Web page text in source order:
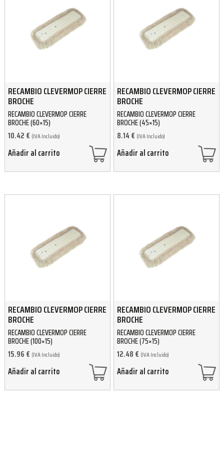
RECAMBIO CLEVERMOP CIERRE
BROCHE
RECAMBIO CLEVERMOP CIERRE
BROCHE (60×15)
10.42 € (IVA Incluido)
Añadir al carrito
RECAMBIO CLEVERMOP CIERRE
BROCHE
RECAMBIO CLEVERMOP CIERRE
BROCHE (45×15)
8.14 € (IVA Incluido)
Añadir al carrito
RECAMBIO CLEVERMOP CIERRE
BROCHE
RECAMBIO CLEVERMOP CIERRE
BROCHE (100×15)
15.96 € (IVA Incluido)
Añadir al carrito
RECAMBIO CLEVERMOP CIERRE
BROCHE
RECAMBIO CLEVERMOP CIERRE
BROCHE (75×15)
12.48 € (IVA Incluido)
Añadir al carrito